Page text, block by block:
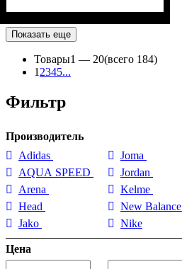
Показать еще
Товары1 — 20(всего 184)
1 2345...
Фильтр
Производитель
Adidas
AQUA SPEED
Arena
Head
Jako
Joma
Jordan
Kelme
New Balance
Nike
Цена